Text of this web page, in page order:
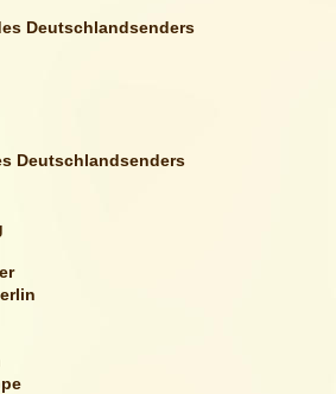
Deutschlandsenders
Deutschlandsenders